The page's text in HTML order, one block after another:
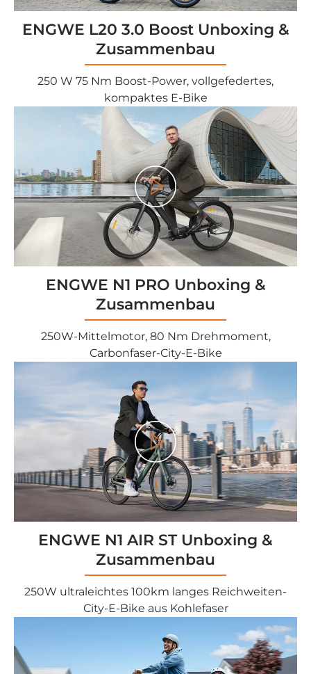
ENGWE L20 3.0 Boost Unboxing &
Zusammenbau
250 W 75 Nm Boost-Power, vollgefedertes,
kompaktes E-Bike
Play
ENGWE N1 PRO Unboxing &
Zusammenbau
250W-Mittelmotor, 80 Nm Drehmoment,
Carbonfaser-City-E-Bike
Play
ENGWE N1 AIR ST Unboxing &
Zusammenbau
250W ultraleichtes 100km langes Reichweiten-
City-E-Bike aus Kohlefaser